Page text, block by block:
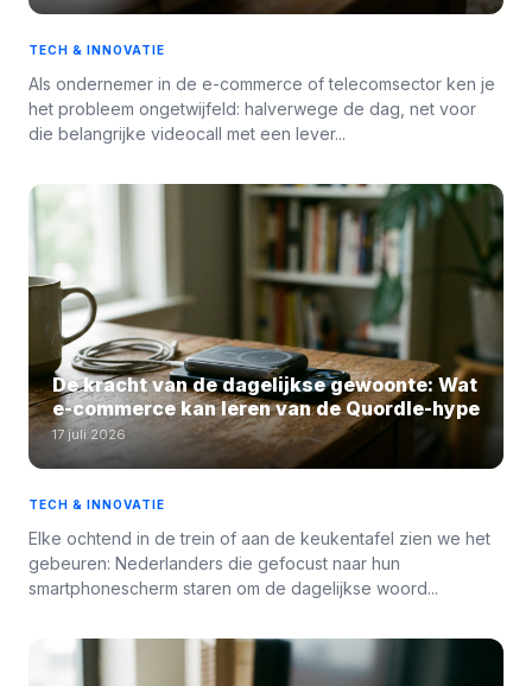
TECH & INNOVATIE
Als ondernemer in de e-commerce of telecomsector ken je
het probleem ongetwijfeld: halverwege de dag, net voor
die belangrijke videocall met een lever...
De kracht van de dagelijkse gewoonte: Wat
e-commerce kan leren van de Quordle-hype
17 juli 2026
TECH & INNOVATIE
Elke ochtend in de trein of aan de keukentafel zien we het
gebeuren: Nederlanders die gefocust naar hun
smartphonescherm staren om de dagelijkse woord...